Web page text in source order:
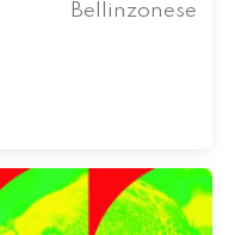
Bellinzonese